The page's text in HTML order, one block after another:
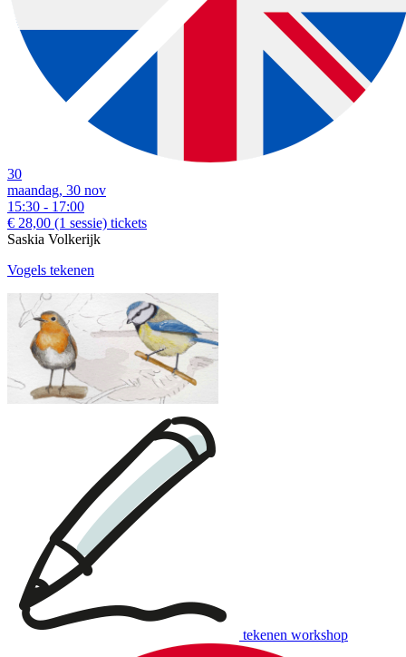
30
maandag, 30 nov
15:30 - 17:00
€ 28,00 (1 sessie) tickets
Saskia Volkerijk
Vogels tekenen
tekenen workshop